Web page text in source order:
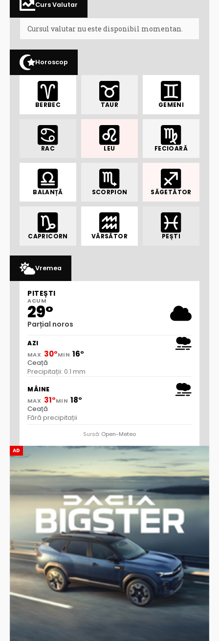
AD
Curs Valutar
Cursul valutar nu este disponibil momentan.
Horoscop
BERBEC TAUR GEMENI
RAC LEU FECIOARĂ
BALANȚĂ SCORPION SĂGETĂTOR
CAPRICORN VĂRSĂTOR PEȘTI
Vremea
PITEȘTI
ACUM
29°
Parțial noros
AZI
MAX 30°MIN 16°
Ceață
Precipitații: 0.1 mm
MÂINE
MAX 31°MIN 18°
Ceață
Fără precipitații
Sursă: Open-Meteo